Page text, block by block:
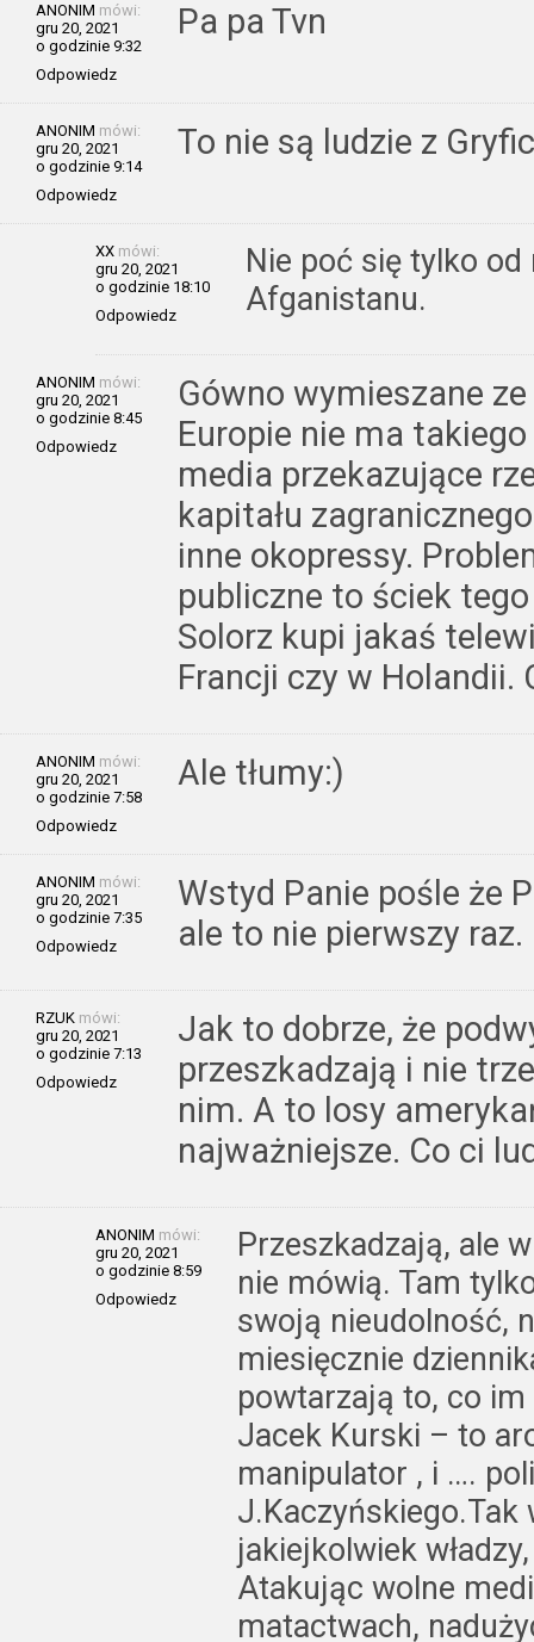
ANONIM mówi:
gru 20, 2021
o godzinie 9:32
Odpowiedz
Pa pa Tvn
ANONIM mówi:
gru 20, 2021
o godzinie 9:14
Odpowiedz
To nie są ludzie z Gryfic
XX mówi:
gru 20, 2021
o godzinie 18:10
Odpowiedz
Nie poć się tylko
Afganistanu.
ANONIM mówi:
gru 20, 2021
o godzinie 8:45
Odpowiedz
Gówno wymieszane
Europie nie ma
media przekazujące
kapitału
inne okopressy.
publiczne to ściek
Solorz kupi jakaś
Francji czy w Holandii.
ANONIM mówi:
gru 20, 2021
o godzinie 7:58
Odpowiedz
Ale tłumy:)
ANONIM mówi:
gru 20, 2021
o godzinie 7:35
Odpowiedz
Wstyd Panie pośle że
ale to nie pierwszy raz.
RZUK mówi:
gru 20, 2021
o godzinie 7:13
Odpowiedz
Jak to dobrze, że
przeszkadzają i nie
nim. A to losy
najważniejsze. Co ci
ANONIM mówi:
gru 20, 2021
o godzinie 8:59
Odpowiedz
Przeszkadzają, ale
nie mówią. Tam
swoją nieudolność,
miesięcznie
powtarzają to, co
Jacek Kurski – to
manipulator , i ….
J.Kaczyńskiego.Tak
jakiejkolwiek
Atakując wolne
matactwach,